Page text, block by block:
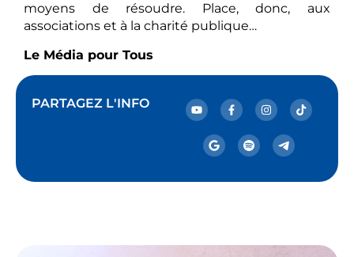
moyens de résoudre. Place, donc, aux
associations et à la charité publique…
Le Média pour Tous
PARTAGEZ L'INFO